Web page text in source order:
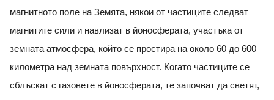
магнитното поле на Земята, някои от частиците следват
магнитите сили и навлизат в йоносферата, участъка от
земната атмосфера, който се простира на около 60 до 600
километра над земната повърхност. Когато частиците се
сблъскат с газовете в йоносферата, те започват да светят,